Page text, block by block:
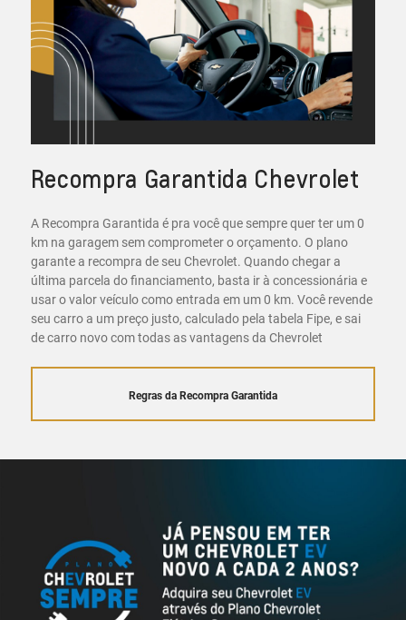
Recompra Garantida Chevrolet
A Recompra Garantida é pra você que sempre quer ter um 0
km na garagem sem comprometer o orçamento. O plano
garante a recompra de seu Chevrolet. Quando chegar a
última parcela do financiamento, basta ir à concessionária e
usar o valor veículo como entrada em um 0 km. Você revende
seu carro a um preço justo, calculado pela tabela Fipe, e sai
de carro novo com todas as vantagens da Chevrolet
Regras da Recompra Garantida